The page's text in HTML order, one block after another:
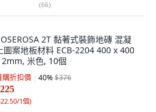
(66)
2T 黏著式裝飾地磚 混凝
圖案地板材料 ECB-2204 400 x 400
2mm, 米色, 10個
購折扣價 40%$376
1個)